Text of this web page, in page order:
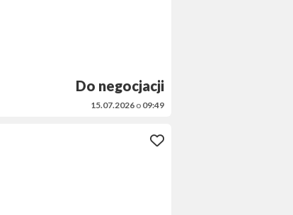
Do negocjacji
15.07.2026 o 09:49